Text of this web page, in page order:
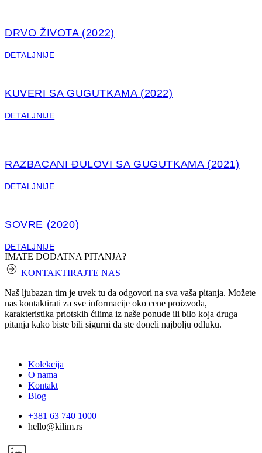
DRVO ŽIVOTA (2022)
DETALJNIJE
KUVERI SA GUGUTKAMA (2022)
DETALJNIJE
RAZBACANI ĐULOVI SA GUGUTKAMA (2021)
DETALJNIJE
SOVRE (2020)
DETALJNIJE
IMATE DODATNA PITANJA?
KONTAKTIRAJTE NAS
Naš ljubazan tim je uvek tu da odgovori na sva vaša pitanja. Možete
nas kontaktirati za sve informacije oko cene proizvoda,
karakteristika priotskih ćilima iz naše ponude ili bilo koja druga
pitanja kako biste bili sigurni da ste doneli najbolju odluku.
Kolekcija
O nama
Kontakt
Blog
+381 63 740 1000
hello@kilim.rs